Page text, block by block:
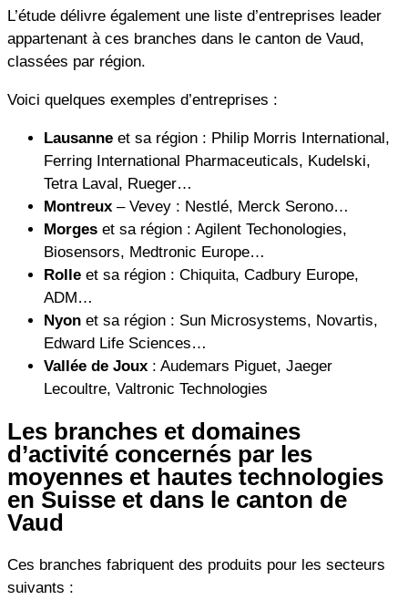
L’étude délivre également une liste d’entreprises leader
appartenant à ces branches dans le canton de Vaud,
classées par région.
Voici quelques exemples d’entreprises :
Lausanne et sa région : Philip Morris International,
Ferring International Pharmaceuticals, Kudelski,
Tetra Laval, Rueger…
Montreux – Vevey : Nestlé, Merck Serono…
Morges et sa région : Agilent Techonologies,
Biosensors, Medtronic Europe…
Rolle et sa région : Chiquita, Cadbury Europe,
ADM…
Nyon et sa région : Sun Microsystems, Novartis,
Edward Life Sciences…
Vallée de Joux : Audemars Piguet, Jaeger
Lecoultre, Valtronic Technologies
Les branches et domaines
d’activité concernés par les
moyennes et hautes technologies
en Suisse et dans le canton de
Vaud
Ces branches fabriquent des produits pour les secteurs
suivants :